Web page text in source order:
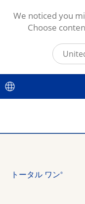
メインコンテンツに移
トータル ワン®
We noticed you
Choose